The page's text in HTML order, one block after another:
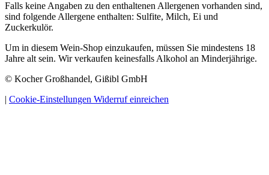
Falls keine Angaben zu den enthaltenen Allergenen vorhanden sind,
sind folgende Allergene enthalten: Sulfite, Milch, Ei und
Zuckerkulör.
Um in diesem Wein-Shop einzukaufen, müssen Sie mindestens 18
Jahre alt sein. Wir verkaufen keinesfalls Alkohol an Minderjährige.
© Kocher Großhandel, Gißibl GmbH
| Cookie-Einstellungen Widerruf einreichen